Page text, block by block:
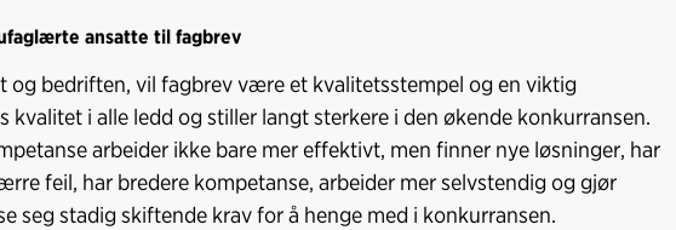
ansatte til fagbrev
og bedriften, vil fagbrev være et kvalitetsstempel og en viktig
kvalitet i alle ledd og stiller langt sterkere i den økende konkurransen.
arbeider ikke bare mer effektivt, men finner nye løsninger, har
feil, har bredere kompetanse, arbeider mer selvstendig og gjør
seg stadig skiftende krav for å henge med i konkurransen.